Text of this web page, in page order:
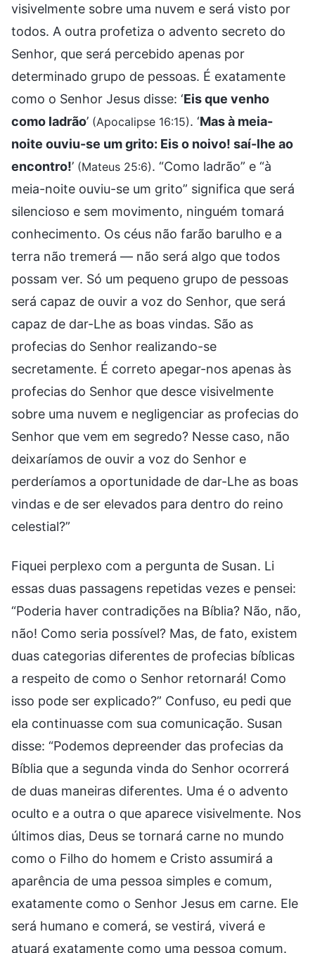
visivelmente sobre uma nuvem e será visto por
todos. A outra profetiza o advento secreto do
Senhor, que será percebido apenas por
determinado grupo de pessoas. É exatamente
como o Senhor Jesus disse: ‘Eis que venho
como ladrão’ (Apocalipse 16:15). ‘Mas à meia-
noite ouviu-se um grito: Eis o noivo! saí-lhe ao
encontro!’ (Mateus 25:6). “Como ladrão” e “à
meia-noite ouviu-se um grito” significa que será
silencioso e sem movimento, ninguém tomará
conhecimento. Os céus não farão barulho e a
terra não tremerá — não será algo que todos
possam ver. Só um pequeno grupo de pessoas
será capaz de ouvir a voz do Senhor, que será
capaz de dar-Lhe as boas vindas. São as
profecias do Senhor realizando-se
secretamente. É correto apegar-nos apenas às
profecias do Senhor que desce visivelmente
sobre uma nuvem e negligenciar as profecias do
Senhor que vem em segredo? Nesse caso, não
deixaríamos de ouvir a voz do Senhor e
perderíamos a oportunidade de dar-Lhe as boas
vindas e de ser elevados para dentro do reino
celestial?”
Fiquei perplexo com a pergunta de Susan. Li
essas duas passagens repetidas vezes e pensei:
“Poderia haver contradições na Bíblia? Não, não,
não! Como seria possível? Mas, de fato, existem
duas categorias diferentes de profecias bíblicas
a respeito de como o Senhor retornará! Como
isso pode ser explicado?” Confuso, eu pedi que
ela continuasse com sua comunicação. Susan
disse: “Podemos depreender das profecias da
Bíblia que a segunda vinda do Senhor ocorrerá
de duas maneiras diferentes. Uma é o advento
oculto e a outra o que aparece visivelmente. Nos
últimos dias, Deus se tornará carne no mundo
como o Filho do homem e Cristo assumirá a
aparência de uma pessoa simples e comum,
exatamente como o Senhor Jesus em carne. Ele
será humano e comerá, se vestirá, viverá e
atuará exatamente como uma pessoa comum.